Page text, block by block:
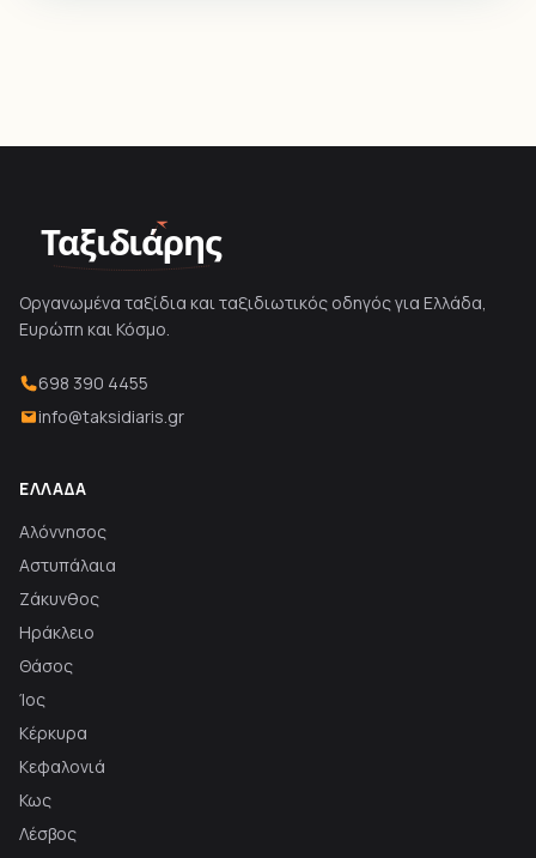
Ταξιδιάρης
Οργανωμένα ταξίδια και ταξιδιωτικός οδηγός για Ελλάδα,
Ευρώπη και Κόσμο.
698 390 4455
info@taksidiaris.gr
ΕΛΛΆΔΑ
Αλόννησος
Αστυπάλαια
Ζάκυνθος
Ηράκλειο
Θάσος
Ίος
Κέρκυρα
Κεφαλονιά
Κως
Λέσβος